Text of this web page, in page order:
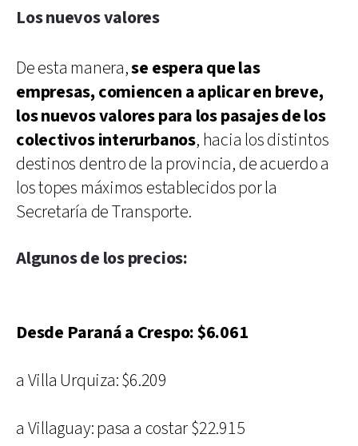
Los nuevos valores
De esta manera,se espera que las
empresas, comiencen a aplicar en breve,
los nuevos valores para los pasajes de los
colectivos interurbanos, hacia los distintos
destinos dentro de la provincia, de acuerdo a
los topes máximos establecidos por la
Secretaría de Transporte.
Algunos de los precios:
Desde Paraná a Crespo: $6.061
a Villa Urquiza: $6.209
a Villaguay: pasa a costar $22.915